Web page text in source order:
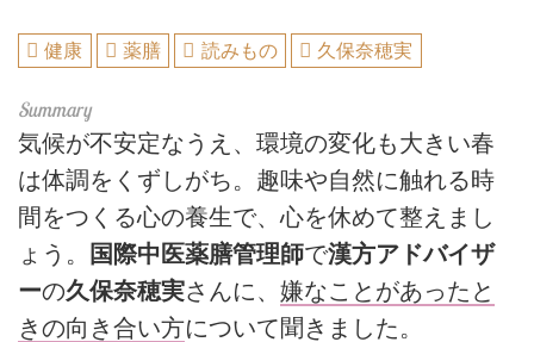
健康 薬膳 読みもの 久保奈穂実
気候が不安定なうえ、環境の変化も大きい春
は体調をくずしがち。趣味や自然に触れる時
間をつくる心の養生で、心を休めて整えまし
ょう。
国際中医薬膳管理師で漢方アドバイザ
ーの久保奈穂実さんに、 嫌なことがあったと
きの向き合い方について聞きました。